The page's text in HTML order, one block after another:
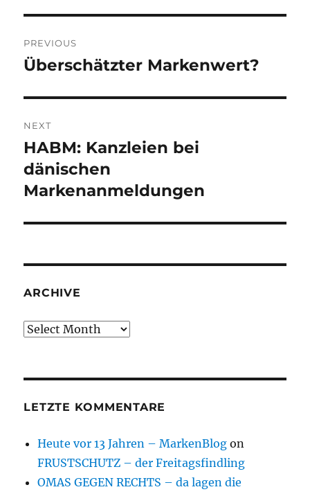
navigation
PREVIOUS
Previous
Überschätzter Markenwert?
NEXT
Next
post:
HABM: Kanzleien bei
dänischen
Markenanmeldungen
ARCHIVE
Archive
LETZTE KOMMENTARE
Heute vor 13 Jahren – MarkenBlog on
FRUSTSCHUTZ – der Freitagsfindling
OMAS GEGEN RECHTS – da lagen die